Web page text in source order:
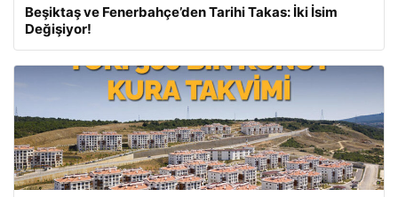
Beşiktaş ve Fenerbahçe’den Tarihi Takas: İki İsim
Değişiyor!